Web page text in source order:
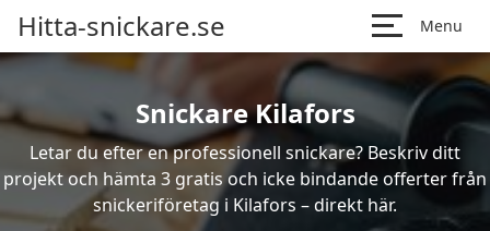
Hitta-snickare.se Menu
Snickare Kilafors
Letar du efter en professionell snickare? Beskriv ditt
projekt och hämta 3 gratis och icke bindande offerter från
snickeriföretag i Kilafors – direkt här.